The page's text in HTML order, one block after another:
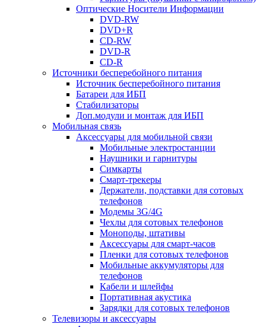
Оптические Носители Информации
DVD-RW
DVD+R
CD-RW
DVD-R
CD-R
Источники бесперебойного питания
Источник бесперебойного питания
Батареи для ИБП
Стабилизаторы
Доп.модули и монтаж для ИБП
Мобильная связь
Аксессуары для мобильной связи
Мобильные электростанции
Наушники и гарнитуры
Симкарты
Смарт-трекеры
Держатели, подставки для сотовых
телефонов
Модемы 3G/4G
Чехлы для сотовых телефонов
Моноподы, штативы
Аксессуары для смарт-часов
Пленки для сотовых телефонов
Мобильные аккумуляторы для
телефонов
Кабели и шлейфы
Портативная акустика
Зарядки для сотовых телефонов
Телевизоры и аксессуары